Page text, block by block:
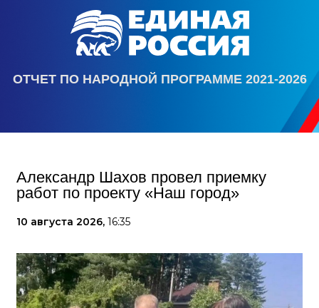
ОТЧЕТ ПО НАРОДНОЙ ПРОГРАММЕ 2021-2026
Александр Шахов провел приемку
работ по проекту «Наш город»
10 августа 2026, 16:35